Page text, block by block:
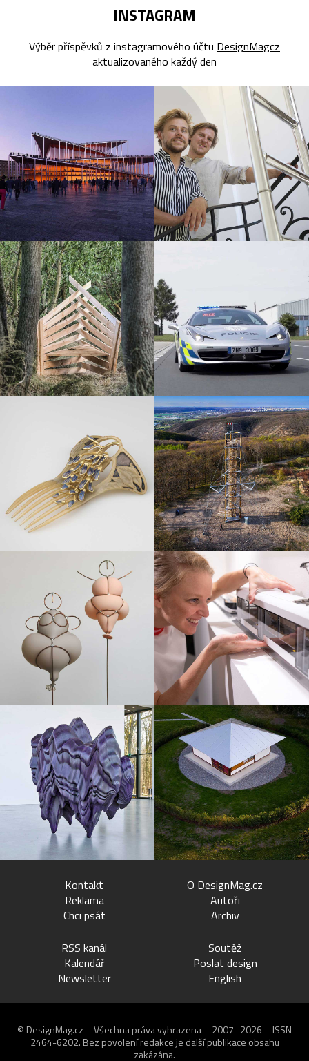
INSTAGRAM
Výběr příspěvků z instagramového účtu DesignMagcz
aktualizovaného každý den
Kontakt
Reklama
Chci psát
O DesignMag.cz
Autoři
Archiv
RSS kanál
Kalendář
Newsletter
Soutěž
Poslat design
English
© DesignMag.cz – Všechna práva vyhrazena – 2007–2026 – ISSN
2464-6202. Bez povolení redakce je další publikace obsahu
zakázána.